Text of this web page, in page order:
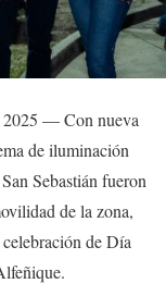
2025 — Con nueva
de iluminación
Sebastián fueron
de la zona,
de Día